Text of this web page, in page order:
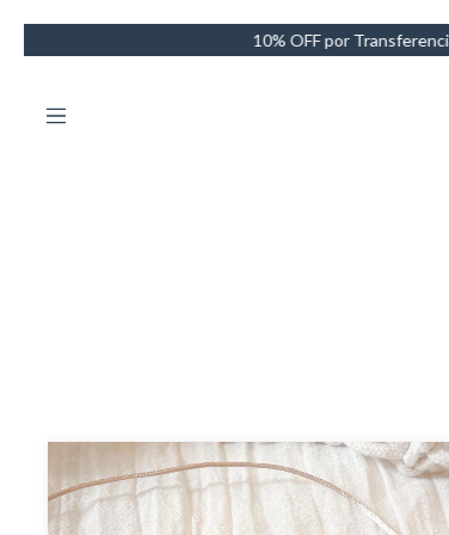
OFF por Transferencia - 3 Cuotas sin intereses - Envío